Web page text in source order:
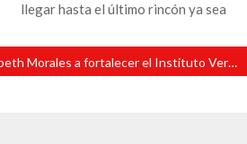
llegar hasta el último rincón ya sea
Llama Elizabeth Morales a fortalecer el Instituto Veracruzano de las Mujeres